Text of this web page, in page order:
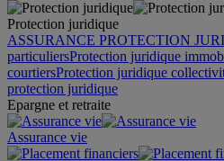
Protection juridique
ASSURANCE PROTECTION
particuliersProtection juridique
courtiersProtection juridique
protection juridique
Epargne et retraite
Assurance vie